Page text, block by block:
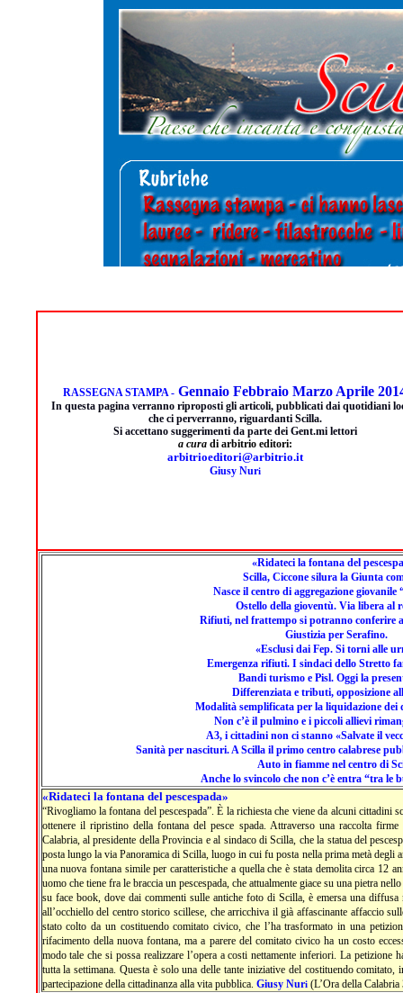
RASSEGNA STAMPA - Gennaio Febbraio Marzo Aprile
In questa pagina verranno riproposti gli articoli, pubblicati dai quotidiani
che ci perverranno, riguardanti Scilla.
Si accettano suggerimenti da parte dei Gent.mi lettori
a curadi arbitrio editori:
arbitrioeditori@arbitrio.it
Giusy Nuri
«Ridateci la fontana del
Scilla, Ciccone silura la Giunta
Nasce il centro di aggregazione giovanile
Ostello della gioventù. Via libera al
Rifiuti, nel frattempo si potranno conferire
Giustizia per Serafino.
«Esclusi dai Fep. Si torni alle
Emergenza rifiuti. I sindaci dello Stretto
Bandi turismo e Pisl. Oggi la
Differenziata e tributi, opposizione
Modalità semplificata per la liquidazione dei
Non c’è il pulmino e i piccoli allievi
A3, i cittadini non ci stanno «Salvate il
Sanità per nascituri. A Scilla il primo centro calabrese
Auto in fiamme nel centro di
Anche lo svincolo che non c’è entra “tra le
«Ridateci la fontana del pescespada»
“Rivogliamo la fontana del pescespada”. È la richiesta che viene da alcuni cittadini
ottenere il ripristino della fontana del pesce spada. Attraverso una raccolta
Calabria, al presidente della Provincia e al sindaco di Scilla, che la statua del
posta lungo la via Panoramica di Scilla, luogo in cui fu posta nella prima metà degli
una nuova fontana simile per caratteristiche a quella che è stata demolita circa 12
uomo che tiene fra le braccia un pescespada, che attualmente giace su una pietra
su face book, dove dai commenti sulle antiche foto di Scilla, è emersa una
all’occhiello del centro storico scillese, che arricchiva il già affascinante affaccio
stato colto da un costituendo comitato civico, che l’ha trasformato in una
rifacimento della nuova fontana, ma a parere del comitato civico ha un costo
modo tale che si possa realizzare l’opera a costi nettamente inferiori. La
tutta la settimana. Questa è solo una delle tante iniziative del costituendo
partecipazione della cittadinanza alla vita pubblica. Giusy Nuri(L’Ora della